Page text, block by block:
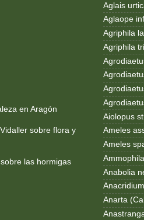
en Aragón
sobre flora y
las hormigas
Aglais
Aglaope
Agriphila
Agriphila
Aiolopus
Ameles
Ameles
Ammophila
Anabolia
Anarta